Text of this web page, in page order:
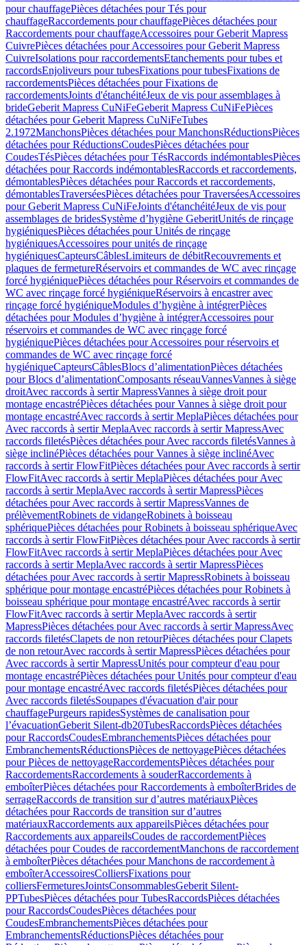
pour chauffagePièces détachées pour Tés pour
chauffageRaccordements pour chauffagePièces détachées pour
Raccordements pour chauffageAccessoires pour Geberit Mapress
CuivrePièces détachées pour Accessoires pour Geberit Mapress
CuivreIsolations pour raccordementsEtanchements pour tubes et
raccordsEnjoliveurs pour tubesFixations pour tubesFixations de
raccordementsPièces détachées pour Fixations de
raccordementsJoints d'étanchéitéJeux de vis pour assemblages à
brideGeberit Mapress CuNiFeGeberit Mapress CuNiFePièces
détachées pour Geberit Mapress CuNiFeTubes
2.1972ManchonsPièces détachées pour ManchonsRéductionsPièces
détachées pour RéductionsCoudesPièces détachées pour
CoudesTésPièces détachées pour TésRaccords indémontablesPièces
détachées pour Raccords indémontablesRaccords et raccordements,
démontablesPièces détachées pour Raccords et raccordements,
démontablesTraverséesPièces détachées pour TraverséesAccessoires
pour Geberit Mapress CuNiFeJoints d'étanchéitéJeux de vis pour
assemblages de bridesSystème d’hygiène GeberitUnités de rinçage
hygiéniquesPièces détachées pour Unités de rinçage
hygiéniquesAccessoires pour unités de rinçage
hygiéniquesCapteursCâblesLimiteurs de débitRecouvrements et
plaques de fermetureRéservoirs et commandes de WC avec rinçage
forcé hygiéniquePièces détachées pour Réservoirs et commandes de
WC avec rinçage forcé hygiéniqueRéservoirs à encastrer avec
rinçage forcé hygiéniqueModules d’hygiène à intégrerPièces
détachées pour Modules d’hygiène à intégrerAccessoires pour
réservoirs et commandes de WC avec rinçage forcé
hygiéniquePièces détachées pour Accessoires pour réservoirs et
commandes de WC avec rinçage forcé
hygiéniqueCapteursCâblesBlocs d’alimentationPièces détachées
pour Blocs d’alimentationComposants réseauVannesVannes à siège
droitAvec raccords à sertir MapressVannes à siège droit pour
montage encastréPièces détachées pour Vannes à siège droit pour
montage encastréAvec raccords à sertir MeplaPièces détachées pour
Avec raccords à sertir MeplaAvec raccords à sertir MapressAvec
raccords filetésPièces détachées pour Avec raccords filetésVannes à
siège inclinéPièces détachées pour Vannes à siège inclinéAvec
raccords à sertir FlowFitPièces détachées pour Avec raccords à sertir
FlowFitAvec raccords à sertir MeplaPièces détachées pour Avec
raccords à sertir MeplaAvec raccords à sertir MapressPièces
détachées pour Avec raccords à sertir MapressVannes de
prélèvementRobinets de vidangeRobinets à boisseau
sphériquePièces détachées pour Robinets à boisseau sphériqueAvec
raccords à sertir FlowFitPièces détachées pour Avec raccords à sertir
FlowFitAvec raccords à sertir MeplaPièces détachées pour Avec
raccords à sertir MeplaAvec raccords à sertir MapressPièces
détachées pour Avec raccords à sertir MapressRobinets à boisseau
sphérique pour montage encastréPièces détachées pour Robinets à
boisseau sphérique pour montage encastréAvec raccords à sertir
FlowFitAvec raccords à sertir MeplaAvec raccords à sertir
MapressPièces détachées pour Avec raccords à sertir MapressAvec
raccords filetésClapets de non retourPièces détachées pour Clapets
de non retourAvec raccords à sertir MapressPièces détachées pour
Avec raccords à sertir MapressUnités pour compteur d'eau pour
montage encastréPièces détachées pour Unités pour compteur d'eau
pour montage encastréAvec raccords filetésPièces détachées pour
Avec raccords filetésSoupapes d'évacuation d'air pour
chauffagePurgeurs rapidesSystèmes de canalisation pour
l’évacuationGeberit Silent-db20TubesRaccordsPièces détachées
pour RaccordsCoudesEmbranchementsPièces détachées pour
EmbranchementsRéductionsPièces de nettoyagePièces détachées
pour Pièces de nettoyageRaccordementsPièces détachées pour
RaccordementsRaccordements à souderRaccordements à
emboîterPièces détachées pour Raccordements à emboîterBrides de
serrageRaccords de transition sur d’autres matériauxPièces
détachées pour Raccords de transition sur d’autres
matériauxRaccordements aux appareilsPièces détachées pour
Raccordements aux appareilsCoudes de raccordementPièces
détachées pour Coudes de raccordementManchons de raccordement
à emboîterPièces détachées pour Manchons de raccordement à
emboîterAccessoiresColliersFixations pour
colliersFermeturesJointsConsommablesGeberit Silent-
PPTubesPièces détachées pour TubesRaccordsPièces détachées
pour RaccordsCoudesPièces détachées pour
CoudesEmbranchementsPièces détachées pour
EmbranchementsRéductionsPièces détachées pour